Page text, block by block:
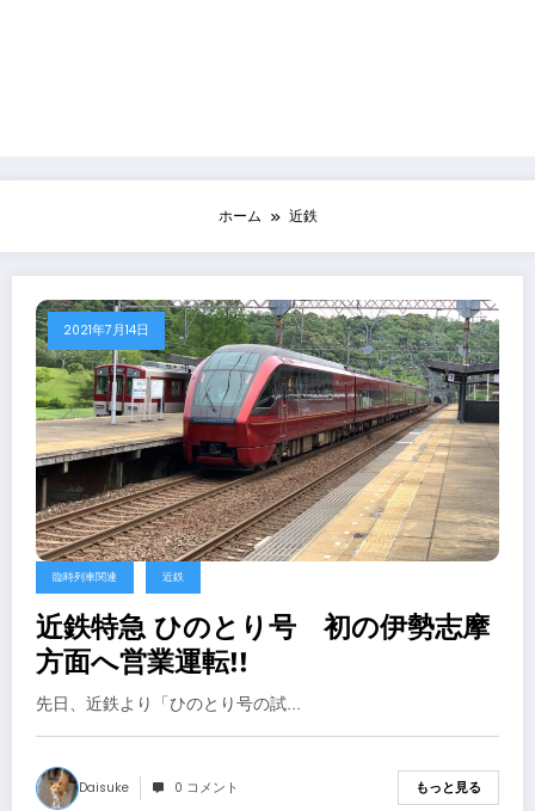
ホーム 近鉄
2021年7月14日
臨時列車関連 近鉄
近鉄特急 ひのとり号 初の伊勢志摩
方面へ営業運転!!
先日、近鉄より「ひのとり号の試…
Daisuke 0 コメント もっと見る